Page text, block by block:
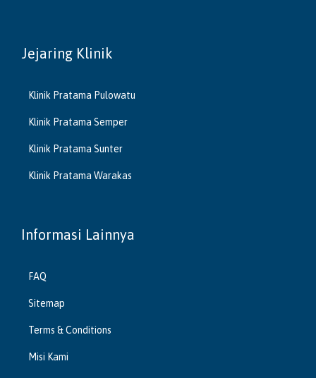
Jejaring Klinik
Klinik Pratama Pulowatu
Klinik Pratama Semper
Klinik Pratama Sunter
Klinik Pratama Warakas
Informasi Lainnya
FAQ
Sitemap
Terms & Conditions
Misi Kami